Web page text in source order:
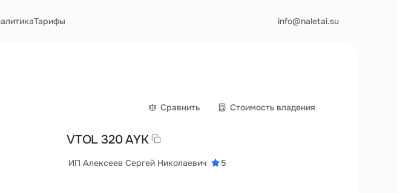
Тарифы info@naletai.su
Сравнить Cтоимость владения
VTOL 320 AYK
ИП Алексеев Сергей Николаевич 5